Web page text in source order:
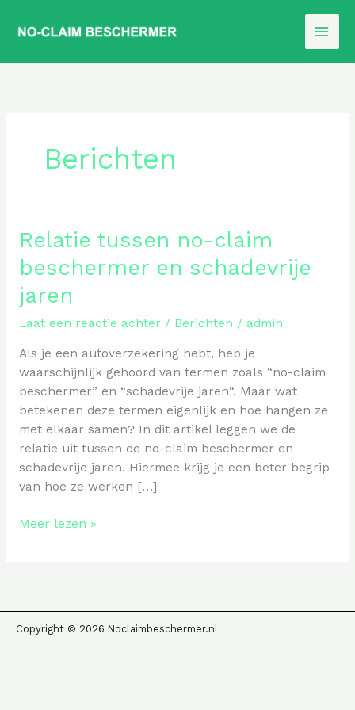
naar
inhoud
Berichten
Relatie tussen no-claim
beschermer en schadevrije
jaren
Laat een reactie achter / Berichten / admin
Als je een autoverzekering hebt, heb je
waarschijnlijk gehoord van termen zoals “no-claim
beschermer” en “schadevrije jaren“. Maar wat
betekenen deze termen eigenlijk en hoe hangen ze
met elkaar samen? In dit artikel leggen we de
relatie uit tussen de no-claim beschermer en
schadevrije jaren. Hiermee krijg je een beter begrip
van hoe ze werken […]
Relatie
schadevrije
Meer lezen »
Copyright © 2026 Noclaimbeschermer.nl